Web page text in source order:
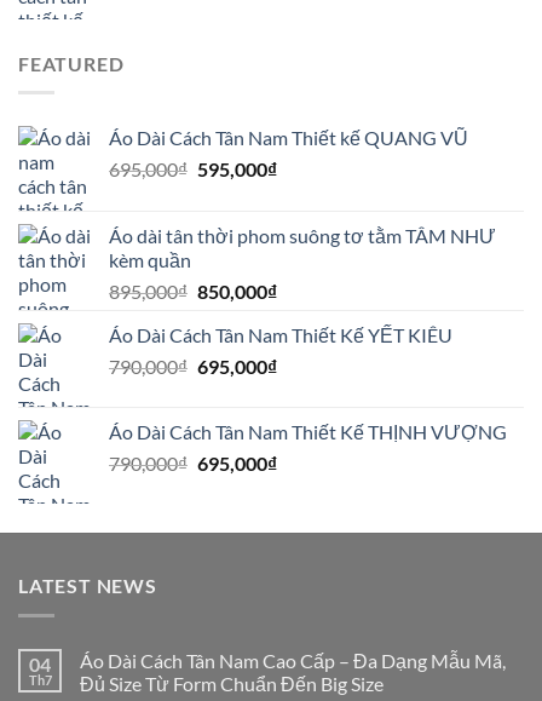
FEATURED
Áo Dài Cách Tân Nam Thiết kế QUANG VŨ
695,000₫ Giá
695,000₫.
595,000₫Giá
là:
Áo dài tân thời phom suông tơ tằm TÂM NHƯ
kèm quần
895,000₫ Giá
là:
895,000₫.
850,000₫Giá
tại
là:
Áo Dài Cách Tân Nam Thiết Kế YẾT KIÊU
790,000₫ Giá
790,000₫.
695,000₫Giá
là:
695,000₫.
Áo Dài Cách Tân Nam Thiết Kế THỊNH VƯỢNG
790,000₫ Giá
790,000₫.
695,000₫Giá
là:
LATEST NEWS
04
Th7
Áo Dài Cách Tân Nam Cao Cấp – Đa Dạng Mẫu Mã,
Đủ Size Từ Form Chuẩn Đến Big Size